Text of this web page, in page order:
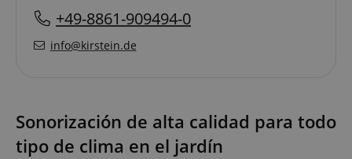
+49-8861-909494-0
info@kirstein.de
Sonorización de alta calidad para todo
tipo de clima en el jardín